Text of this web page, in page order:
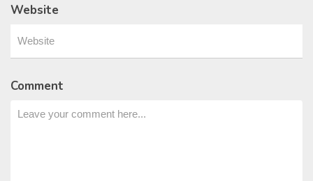
Website
Comment